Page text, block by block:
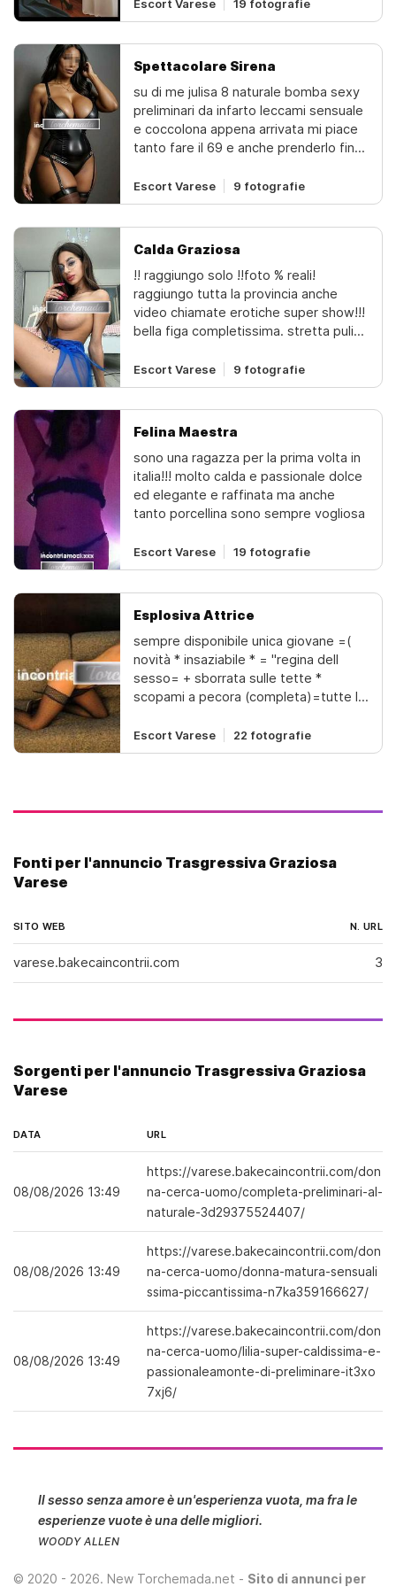
arcisat, azzat, biandronn , body o
ricevo in appartamento privato e pulito
per i nostri intriganti incontri.prediligo
le persone che mi chiamano con
numero visibile.ho un'igiene
irreprensibile, e chiedo in cambio
un'igiene irreprensibile per una buona
intesa reciproca! grazie!
Escort Varese 19 fotografie
Spettacolare Sirena
su di me julisa 8 naturale bomba sexy
preliminari da infarto leccami sensuale
e coccolona appena arrivata mi piace
tanto fare il 69 e anche prenderlo fino
biancheria intima . mi piace giocare e
fare del gran s.e.s.s.o... dove le altre si
Escort Varese 9 fotografie
Calda Graziosa
‼️ raggiungo solo ‼️foto % reali!
raggiungo tutta la provincia anche
video chiamate erotiche super show!!!
️bella figa completissima. stretta pulita
leccare..amante del 69 e lunghi
preliminare senza fretta...mi piace il
passione e godo da vero. scopami in
e bagnata, preliminari da favolami
piace tantissimo fare sesso in tutte le
posizioni. lato b disponibile ️non solo
parole, tutta verità! no ai perditempo!
Escort Varese 9 fotografie
Felina Maestra
sono una ragazza per la prima volta in
italia!!! molto calda e passionale dolce
ed elegante e raffinata ma anche
tanto porcellina sono sempre vogliosa
Escort Varese 19 fotografie
Esplosiva Attrice
sempre disponibile unica giovane =(
novità * insaziabile * = "regina dell
sesso= + sborrata sulle tette *
scopami a pecora (completa)=tutte le
stimolare per fartelo venire piu
duro...baci in bocca con la
scopata in tutte le posizioni foto
continuo..sono giovane ma...riesco a
cose : · succhio il tuo cazzzo in
culo!! · puoi scoparm...per bene ..poi
d...adorare...baciare!! per un vero lecca
svenimento.ð ...+ 69 fino allo
svenimento
Escort Varese 22 fotografie
Fonti per l'annuncio Trasgressiva Graziosa
Varese
SITO WEB N. URL
varese.bakecaincontrii.com 3
Sorgenti per l'annuncio Trasgressiva Graziosa
Varese
DATA URL
08/08/2026 13:49
https://varese.bakecaincontrii.com/don
na-cerca-uomo/completa-preliminari-al-
naturale-3d29375524407/
08/08/2026 13:49
https://varese.bakecaincontrii.com/don
na-cerca-uomo/donna-matura-sensuali
ssima-piccantissima-n7ka359166627/
08/08/2026 13:49
https://varese.bakecaincontrii.com/don
na-cerca-uomo/lilia-super-caldissima-e-
passionaleamonte-di-preliminare-it3xo
7xj6/
Il sesso senza amore è un'esperienza vuota, ma fra le
esperienze vuote è una delle migliori.
WOODY ALLEN
© 2020 - 2026. New Torchemada.net - Sito di annunci per